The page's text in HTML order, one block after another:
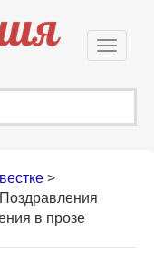
>
Поздравления
в прозе